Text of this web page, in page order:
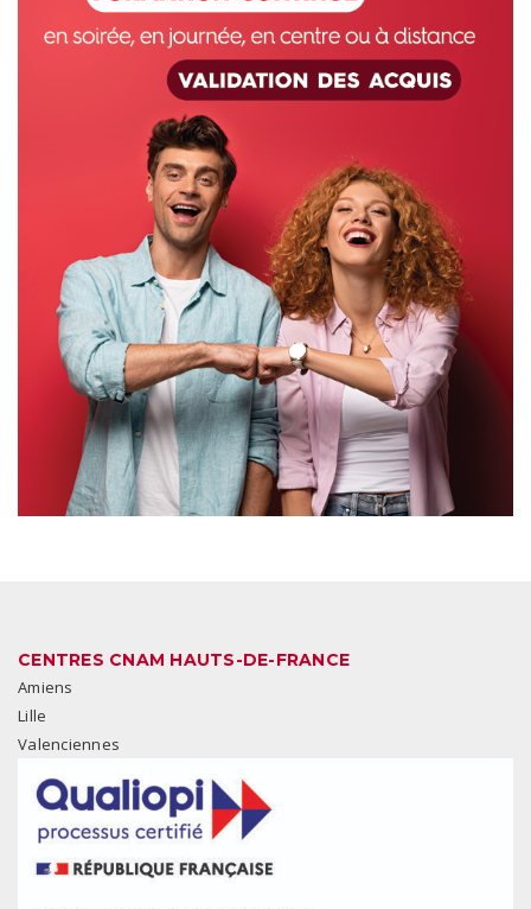
CENTRES CNAM HAUTS-DE-FRANCE
Amiens
Lille
Valenciennes